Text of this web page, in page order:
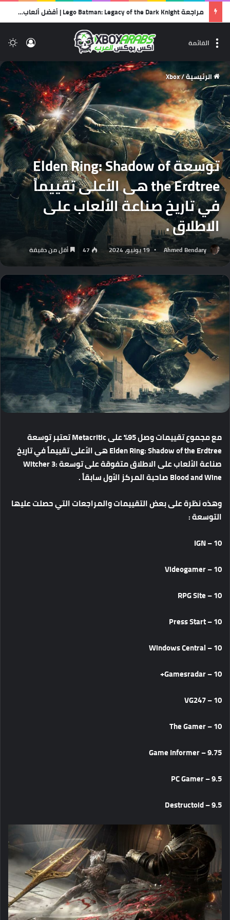
مراجعة Lego Batman: Legacy of the Dark Knight | أفضل ألعاب الليجو… وأجمل رسالة حب لشخصية باتمان!
القائمة
الرئيسية/
Xbox
توسعة Elden Ring: Shadow of
the Erdtree هى الأعلى تقييماً
في تاريخ صناعة الألعاب على
الاطلاق .
Ahmed Bendary 19 يونيو، 2024 47 أقل من دقيقة
معمجموعتقييماتوصل على تعتبرتوسعة
Elden Ring: Shadow of the Erdtreeهىالأعلىتقييماًفيتاريخ
صناعةالألعابعلىالاطلاقمتفوقةعلىتوسعةWitcher 3:
Blood and Wineصاحبةالمركزالأولسابقاً.
وهذهنظرةعلىبعضالتقييماتوالمراجعاتالتيحصلتعليها
التوسعة:
10 – IGN
10 – Videogamer
10 – RPG Site
10 – Press Start
10 – Windows Central
10 – Gamesradar+
10 – VG247
10 – The Gamer
9.75 – Game Informer
9.5 – PC Gamer
9.5 – Destructoid